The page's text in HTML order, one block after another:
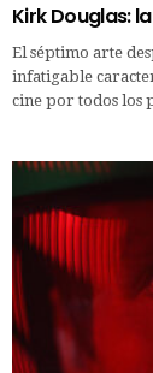
Kirk Douglas:
El séptimo arte
infatigable
cine por todos los